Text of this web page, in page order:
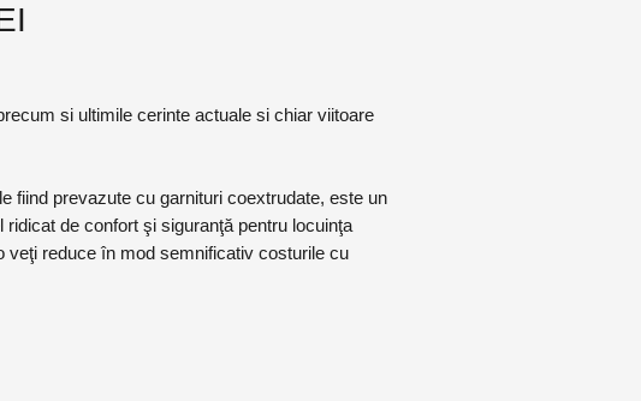
si ultimile cerinte actuale si chiar viitoare
fiind prevazute cu garnituri coextrudate, este un
de confort şi siguranţă pentru locuinţa
veţi reduce în mod semnificativ costurile cu